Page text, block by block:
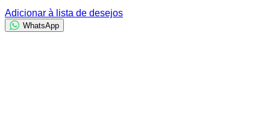
Adicionar à lista de desejos
WhatsApp